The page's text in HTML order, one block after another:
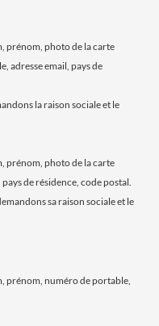
prénom, photo de la carte
adresse email, pays de
la raison sociale et le
prénom, photo de la carte
de résidence, code postal.
sa raison sociale et le
prénom, numéro de portable,